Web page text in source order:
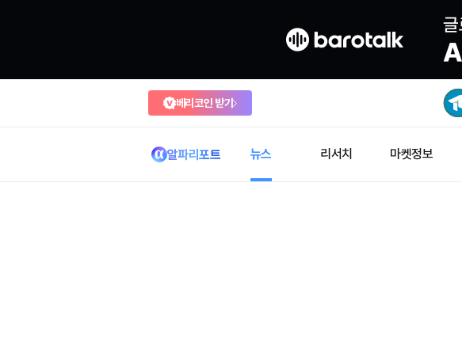
베리코인 받기
알파리포트 뉴스 리서치 마켓정보